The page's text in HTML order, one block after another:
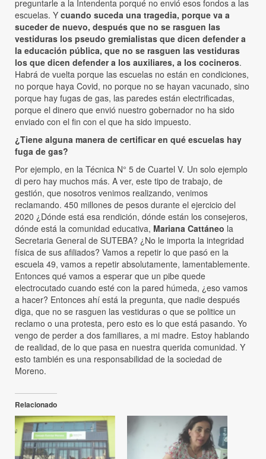
preguntarle a la Intendenta porqué no envió esos fondos a las
escuelas. Y cuando suceda una tragedia, porque va a
suceder de nuevo, después que no se rasguen las
vestiduras los pseudo gremialistas que dicen defender a
la educación pública, que no se rasguen las vestiduras
los que dicen defender a los auxiliares, a los cocineros.
Habrá de vuelta porque las escuelas no están en condiciones,
no porque haya Covid, no porque no se hayan vacunado, sino
porque hay fugas de gas, las paredes están electrificadas,
porque el dinero que envió nuestro gobernador no ha sido
enviado con el fin con el que ha sido impuesto.
¿Tiene alguna manera de certificar en qué escuelas hay
fuga de gas?
Por ejemplo, en la Técnica N° 5 de Cuartel V. Un solo ejemplo
di pero hay muchos más. A ver, este tipo de trabajo, de
gestión, que nosotros venimos realizando, venimos
reclamando. 450 millones de pesos durante el ejercicio del
2020 ¿Dónde está esa rendición, dónde están los consejeros,
dónde está la comunidad educativa, Mariana Cattáneo la
Secretaria General de SUTEBA? ¿No le importa la integridad
física de sus afiliados? Vamos a repetir lo que pasó en la
escuela 49, vamos a repetir absolutamente, lamentablemente.
Entonces qué vamos a esperar que un pibe quede
electrocutado cuando esté con la pared húmeda, ¿eso vamos
a hacer? Entonces ahí está la pregunta, que nadie después
diga, que no se rasguen las vestiduras o que se politice un
reclamo o una protesta, pero esto es lo que está pasando. Yo
vengo de perder a dos familiares, a mi madre. Estoy hablando
de realidad, de lo que pasa en nuestra querida comunidad. Y
esto también es una responsabilidad de la sociedad de
Moreno.
Relacionado